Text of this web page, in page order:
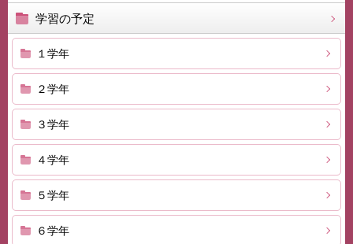
学習の予定
１学年
２学年
３学年
４学年
５学年
６学年